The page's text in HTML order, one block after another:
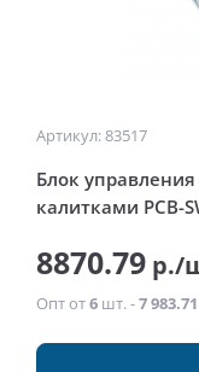
Артикул: 83517
Блок
калитками PCB-
8870.79 р./
Опт от6 шт. -7